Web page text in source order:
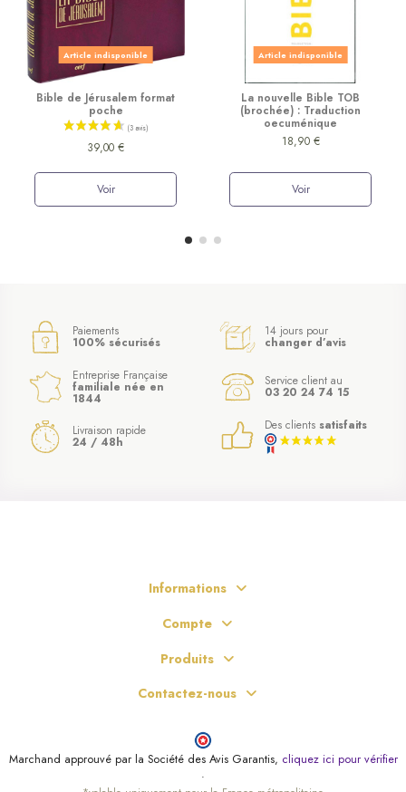
Article indisponible
Bible de Jérusalem format
poche
39,00 €
Voir
Article indisponible
La nouvelle Bible TOB
(brochée) : Traduction
oecuménique
18,90 €
Voir
Paiements
100% sécurisés
14 jours pour
changer d’avis
Entreprise Française
familiale née en
1844
Service client au
03 20 24 74 15
Livraison rapide
24 / 48h
Des clients satisfaits
Informations
Compte
Produits
Contactez-nous
Marchand approuvé par la Société des Avis Garantis, cliquez ici pour vérifier
.